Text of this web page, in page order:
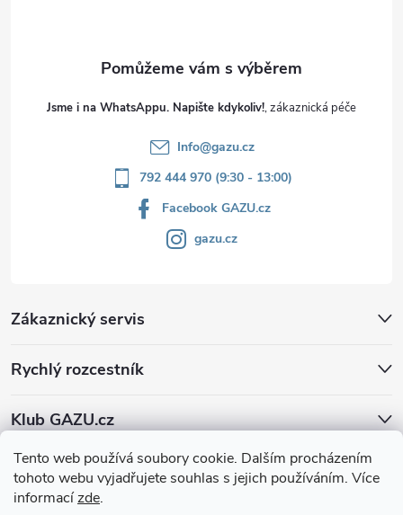
Tento web používá soubory cookie. Dalším procházením
tohoto webu vyjadřujete souhlas s jejich používáním. Více
informacízde.
Jsme i na WhatsAppu. Napište kdykoliv!
Info@gazu.cz
792 444 970 (9:30 - 13:00)
Facebook GAZU.cz
gazu.cz
Zákaznický servis
Rychlý rozcestník
Klub GAZU.cz